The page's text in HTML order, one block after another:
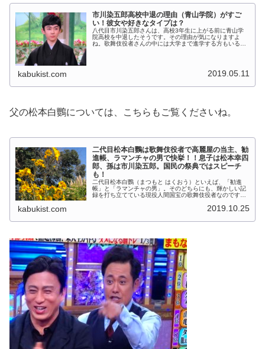
市川染五郎高校中退の理由（青山学院）がすご
い！彼女や好きなタイプは？
八代目市川染五郎さんは、高校3年生に上がる前に青山学
院高校を中退したそうです。その理由が気になりますよ
ね。歌舞伎役者さんの中には大学まで進学する方もいるの
kabukist.com 2019.05.11
父の松本白鸚については、こちらもご覧くださいね。
二代目松本白鸚は歌舞伎役者で高麗屋の当主、勧
進帳、ラマンチャの男で快挙！！息子は松本幸四
郎、孫は市川染五郎。国民の祭典ではスピーチ
も！
二代目松本白鸚（まつもと はくおう）といえば、「勧進
帳」と「ラマンチャの男」。そのどちらにも、輝かしい記
録を打ち立てている現役人間国宝の歌舞伎役者なのです。
kabukist.com 2019.10.25